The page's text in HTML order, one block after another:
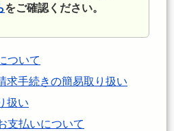
をご確認ください。
ついて
求手続きの簡易取り扱い
扱い
支払いについて